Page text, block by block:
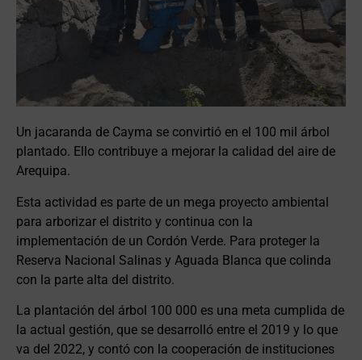
Un jacaranda de Cayma se convirtió en el 100 mil árbol
plantado. Ello contribuye a mejorar la calidad del aire de
Arequipa.
Esta actividad es parte de un mega proyecto ambiental
para arborizar el distrito y continua con la
implementación de un Cordón Verde. Para proteger la
Reserva Nacional Salinas y Aguada Blanca que colinda
con la parte alta del distrito.
La plantación del árbol 100 000 es una meta cumplida de
la actual gestión, que se desarrolló entre el 2019 y lo que
va del 2022, y contó con la cooperación de instituciones